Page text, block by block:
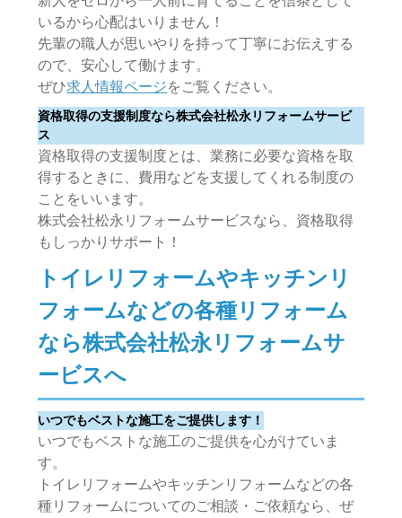
いるから心配はいりません！
先輩の職人が思いやりを持って丁寧にお伝えする
ので、安心して働けます。
ぜひ求人情報ページをご覧ください。
資格取得の支援制度なら株式会社松永リフォームサービ
ス
資格取得の支援制度とは、業務に必要な資格を取
得するときに、費用などを支援してくれる制度の
ことをいいます。
株式会社松永リフォームサービスなら、資格取得
もしっかりサポート！
トイレリフォームやキッチンリ
フォームなどの各種リフォーム
なら株式会社松永リフォームサ
ービスへ
いつでもベストな施工をご提供します！
いつでもベストな施工のご提供を心がけていま
す。
トイレリフォームやキッチンリフォームなどの各
種リフォームについてのご相談・ご依頼なら、ぜ